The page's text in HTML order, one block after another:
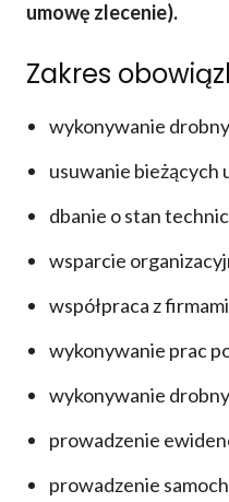
umowę zlecenie).
Zakres
wykonywanie
usuwanie bieżących
dbanie o stan
wsparcie
współpraca z
wykonywanie prac
wykonywanie
prowadzenie
prowadzenie